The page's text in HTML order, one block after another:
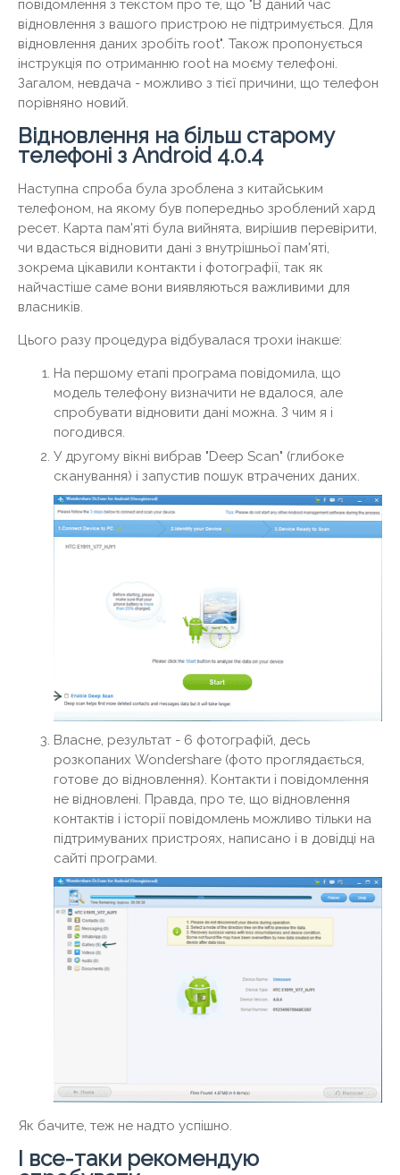
повідомлення з текстом про те, що "В даний час
відновлення з вашого пристрою не підтримується. Для
відновлення даних зробіть root". Також пропонується
інструкція по отриманню root на моєму телефоні.
Загалом, невдача - можливо з тієї причини, що телефон
порівняно новий.
Відновлення на більш старому
телефоні з Android 4.0.4
Наступна спроба була зроблена з китайським
телефоном, на якому був попередньо зроблений хард
ресет. Карта пам'яті була вийнята, вирішив перевірити,
чи вдасться відновити дані з внутрішньої пам'яті,
зокрема цікавили контакти і фотографії, так як
найчастіше саме вони виявляються важливими для
власників.
Цього разу процедура відбувалася трохи інакше:
На першому етапі програма повідомила, що
модель телефону визначити не вдалося, але
спробувати відновити дані можна. З чим я і
погодився.
У другому вікні вибрав "Deep Scan" (глибоке
сканування) і запустив пошук втрачених даних.
Власне, результат - 6 фотографій, десь
розкопаних Wondershare (фото проглядається,
готове до відновлення). Контакти і повідомлення
не відновлені. Правда, про те, що відновлення
контактів і історії повідомлень можливо тільки на
підтримуваних пристроях, написано і в довідці на
сайті програми.
Як бачите, теж не надто успішно.
І все-таки рекомендую